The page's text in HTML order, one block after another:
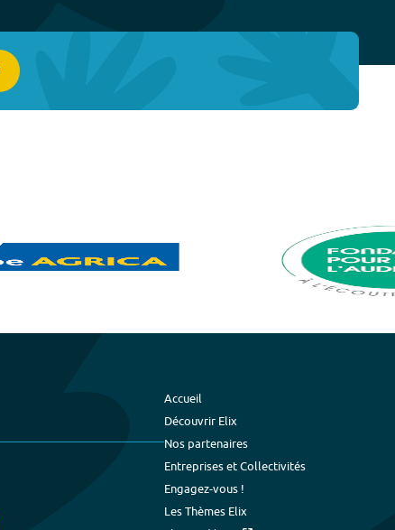
Accueil
Découvrir Elix
Nos partenaires
Entreprises et Collectivités
Engagez-vous !
Les Thèmes Elix